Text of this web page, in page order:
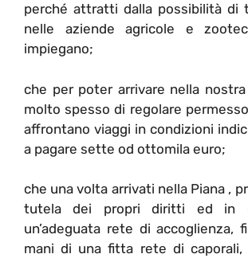
perché attratti dalla possibilità di
nelle aziende agricole e
impiegano;
che per poter arrivare nella
molto spesso di regolare
affrontano viaggi in condizioni
a pagare sette od ottomila euro;
che una volta arrivati nella Piana ,
tutela dei propri diritti ed in
un’adeguata rete di accoglienza,
mani di una fitta rete di caporali,